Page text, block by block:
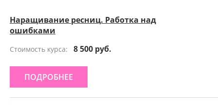
Наращивание ресниц. Работка над
ошибками
Стоимость курса: 8 500 руб.
ПОДРОБНЕЕ